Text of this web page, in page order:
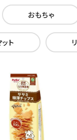
おもちゃ
ト